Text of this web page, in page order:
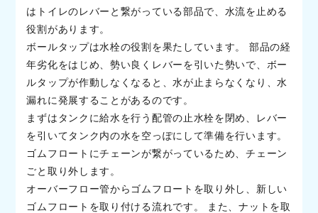
はトイレのレバーと繋がっている部品で、水流を止める
役割があります。
ボールタップは水栓の役割を果たしています。 部品の経
年劣化をはじめ、勢い良くレバーを引いた勢いで、ボー
ルタップが作動しなくなると、水が止まらなくなり、水
漏れに発展することがあるのです。
まずはタンクに給水を行う配管の止水栓を閉め、レバー
を引いてタンク内の水を空っぽにして準備を行います。
ゴムフロートにチェーンが繋がっているため、チェーン
ごと取り外します。
オーバーフロー管からゴムフロートを取り外し、新しい
ゴムフロートを取り付ける流れです。 また、ナットを取